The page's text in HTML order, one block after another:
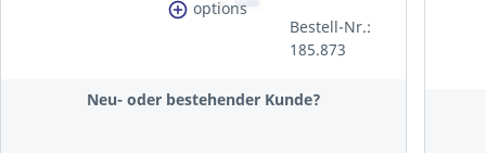
options
mmx8 m,
laminiert,
Bestell-Nr.:
185.873
Neu- oder bestehender Kunde?